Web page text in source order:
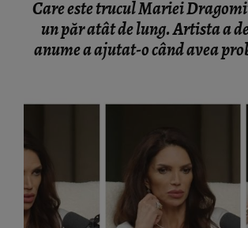
Care este trucul Mariei
un păr atât de lung. Artista a
anume a ajutat-o când avea